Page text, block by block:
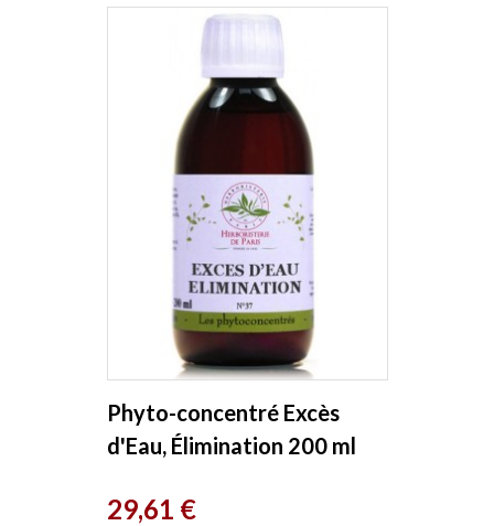
Phyto-concentré Excès
d'Eau, Élimination 200 ml
Prix
29,61 €